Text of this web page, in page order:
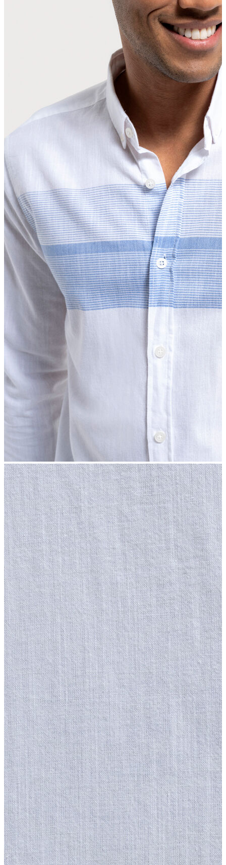
Kadın
Ceket
Hırka
Kaban
Kazak
Mont
Sweatshırt
Gömlek
T-shirt
Elbise
Etek
Atlet
Tayt
Tulum
Bluz
Eşofman Altı
Şort
Yelek
Yağmurluk
Erkek
Ceket
Kaban
Kazak
Pantolon
Sweatshirt
Gömlek
Polo
T-shirt
Atlet
Deniz Şortu
Eşofman Altı
Mont
Şort
Yelek